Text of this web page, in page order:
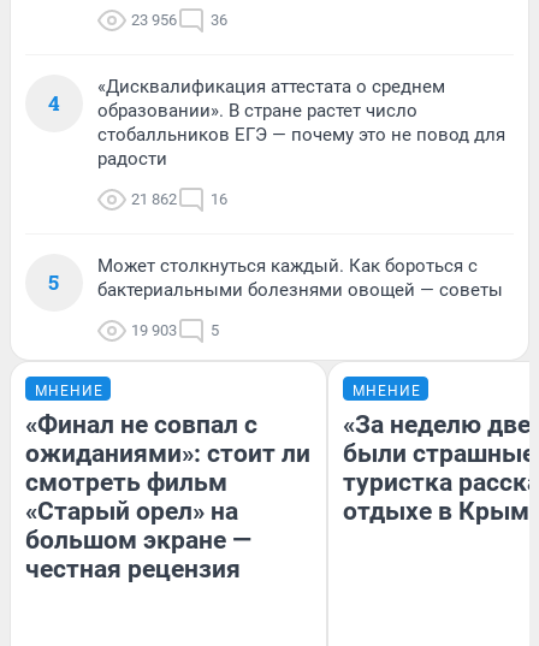
23 956 36
4
«Дисквалификация аттестата о среднем
образовании». В стране растет число
стобалльников ЕГЭ — почему это не повод для
радости
21 862 16
5
Может столкнуться каждый. Как бороться с
бактериальными болезнями овощей — советы
19 903 5
МНЕНИЕ
«Финал не совпал с
ожиданиями»: стоит ли
смотреть фильм
«Старый орел» на
большом экране —
честная рецензия
МНЕНИЕ
«За неделю две
были
туристка
отдыхе в